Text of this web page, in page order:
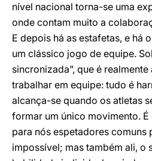
nível nacional torna-se uma
onde contam muito a
E depois há as estafetas, e há
um clássico jogo de equipe.
sincronizada”, que é
trabalhar em equipe: tudo é
alcança-se quando os atletas
formar um único movimento.
para nós espetadores comuns
impossível; mas também ali, o